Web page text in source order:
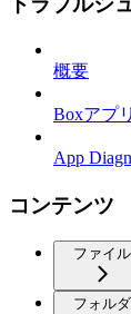
概要
Boxアプ
App
コンテンツ
ファイル
フォルダ